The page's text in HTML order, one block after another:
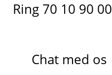
Ring 70 10 90 00
Chat med os